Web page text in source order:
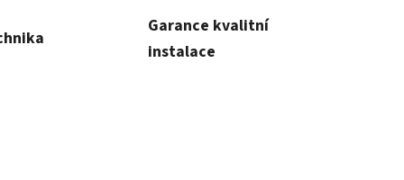
Garance kvalitní
instalace